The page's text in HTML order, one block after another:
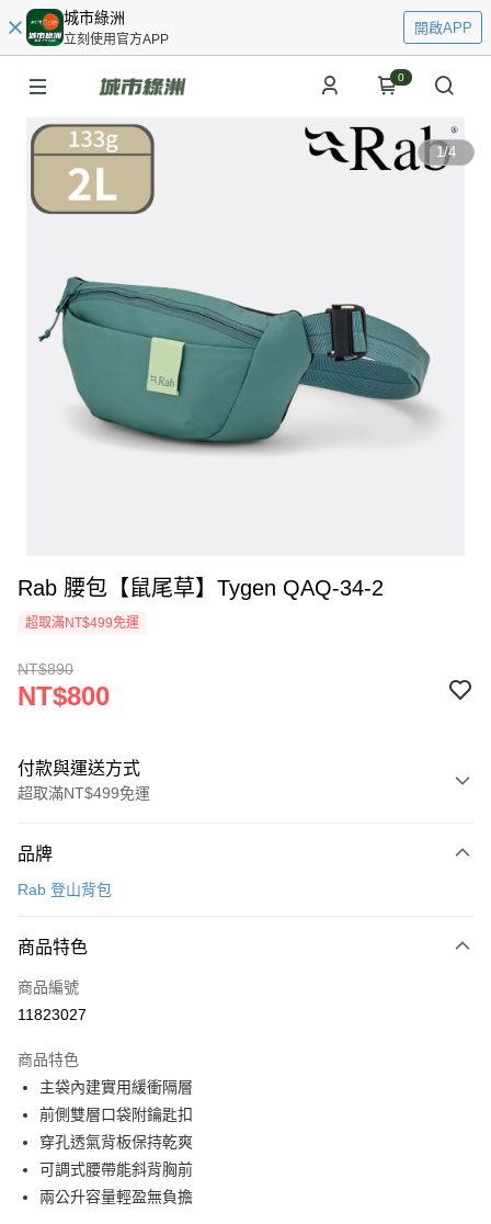
城市綠洲
立刻使用官方APP
開啟APP
0
1/4
Rab 腰包【鼠尾草】Tygen QAQ-34-2
超取滿NT$499免運
NT$890
NT$800
付款與運送方式
超取滿NT$499免運
信用卡一次付款
LINE Pay
Apple Pay
悠遊付
Google Pay
全盈+PAY
AFTEE先享後付
品牌
Rab 登山背包
商品特色
商品編號
11823027
商品特色
主袋內建實用緩衝隔層
前側雙層口袋附鑰匙扣
穿孔透氣背板保持乾爽
可調式腰帶能斜背胸前
兩公升容量輕盈無負擔